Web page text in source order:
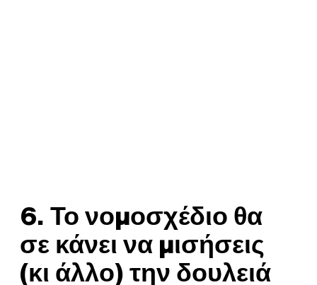
6. Το νομοσχέδιο θα
σε κάνει να μισήσεις
(κι άλλο) την δουλειά